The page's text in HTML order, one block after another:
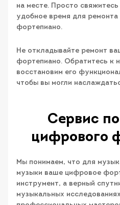
на месте. Просто
удобное время для
фортепиано.
Не откладывайте ремонт
фортепиано. Обратитесь к
восстановим его
чтобы вы могли
Сервис
цифрового
Мы понимаем, что для
музыки ваше цифровое
инструмент, а верный
музыкальных